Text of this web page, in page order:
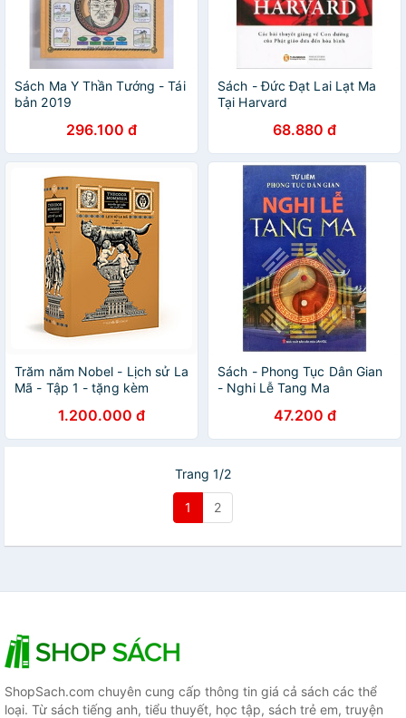
Sách Ma Y Thần Tướng - Tái
bản 2019
296.100 đ
Sách - Đức Đạt Lai Lạt Ma
Tại Harvard
68.880 đ
Trăm năm Nobel - Lịch sử La
Mã - Tập 1 - tặng kèm
1.200.000 đ
Sách - Phong Tục Dân Gian
- Nghi Lễ Tang Ma
47.200 đ
Trang 1/2
1 2
ShopSach.com chuyên cung cấp thông tin giá cả sách các thể
loại. Từ sách tiếng anh, tiểu thuyết, học tập, sách trẻ em, truyện